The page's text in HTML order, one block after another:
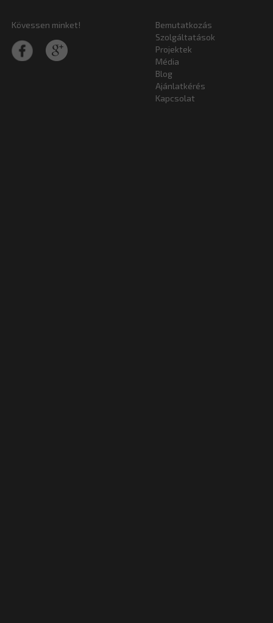
Kövessen minket!
Bemutatkozás
Szolgáltatások
Projektek
Média
Blog
Ajánlatkérés
Kapcsolat